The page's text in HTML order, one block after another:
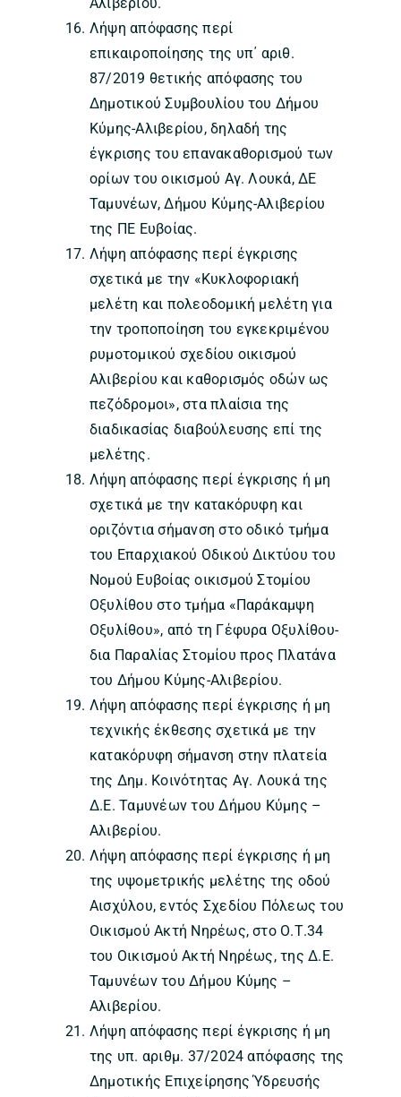
Λήψη απόφασης περί
επικαιροποίησης της υπ΄ αριθ.
87/2019 θετικής απόφασης του
Δημοτικού Συμβουλίου του Δήμου
Κύμης-Αλιβερίου, δηλαδή της
έγκρισης του επανακαθορισμού των
ορίων του οικισμού Αγ. Λουκά, ΔΕ
Ταμυνέων, Δήμου Κύμης-Αλιβερίου
της ΠΕ Ευβοίας.
Λήψη απόφασης περί έγκρισης
σχετικά με την «Κυκλοφοριακή
μελέτη και πολεοδομική μελέτη για
την τροποποίηση του εγκεκριμένου
ρυμοτομικού σχεδίου οικισμού
Αλιβερίου και καθορισμός οδών ως
πεζόδρομοι», στα πλαίσια της
διαδικασίας διαβούλευσης επί της
μελέτης.
Λήψη απόφασης περί έγκρισης ή μη
σχετικά με την κατακόρυφη και
οριζόντια σήμανση στο οδικό τμήμα
του Επαρχιακού Οδικού Δικτύου του
Νομού Ευβοίας οικισμού Στομίου
Οξυλίθου στο τμήμα «Παράκαμψη
Οξυλίθου», από τη Γέφυρα Οξυλίθου-
δια Παραλίας Στομίου προς Πλατάνα
του Δήμου Κύμης-Αλιβερίου.
Λήψη απόφασης περί έγκρισης ή μη
τεχνικής έκθεσης σχετικά με την
κατακόρυφη σήμανση στην πλατεία
της Δημ. Κοινότητας Αγ. Λουκά της
Δ.Ε. Ταμυνέων του Δήμου Κύμης –
Αλιβερίου.
Λήψη απόφασης περί έγκρισης ή μη
της υψομετρικής μελέτης της οδού
Αισχύλου, εντός Σχεδίου Πόλεως του
Οικισμού Ακτή Νηρέως, στο Ο.Τ.34
του Οικισμού Ακτή Νηρέως, της Δ.Ε.
Ταμυνέων του Δήμου Κύμης –
Αλιβερίου.
Λήψη απόφασης περί έγκρισης ή μη
της υπ. αριθμ. 37/2024 απόφασης της
Δημοτικής Επιχείρησης Ύδρευσής